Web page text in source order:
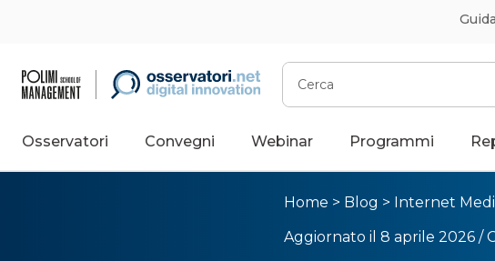
Cerca
Osservatori Convegni Webinar Programmi
Home > Blog > Internet
Aggiornato il 8 aprile 2026 /